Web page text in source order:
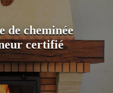
de cheminée
certifié